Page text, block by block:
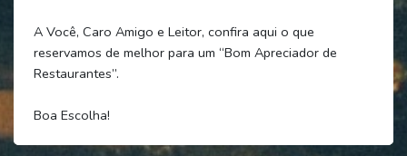
A Você, Caro Amigo e Leitor, confira aqui o que
reservamos de melhor para um “Bom Apreciador de
Restaurantes”.
Boa Escolha!